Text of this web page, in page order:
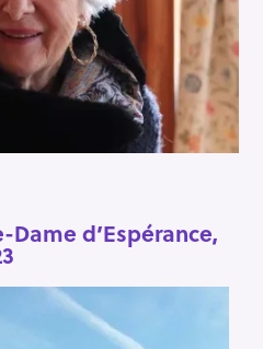
d’Espérance,